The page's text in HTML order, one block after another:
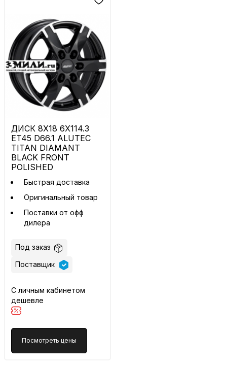
ДИСК 8X18 6X114.3
ET45 D66.1 ALUTEC
TITAN DIAMANT
BLACK FRONT
POLISHED
Быстрая доставка
Оригинальный товар
Поставки от офф
дилера
Под заказ
Поставщик
С личным кабинетом
дешевле
Посмотреть цены